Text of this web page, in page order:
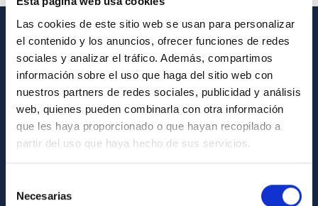
Las cookies de este sitio web se usan para personalizar
el contenido y los anuncios, ofrecer funciones de redes
sociales y analizar el tráfico. Además, compartimos
información sobre el uso que haga del sitio web con
nuestros partners de redes sociales, publicidad y análisis
web, quienes pueden combinarla con otra información
que les haya proporcionado o que hayan recopilado a
partir del uso que haya hecho de sus servicios.
Necesarias
INFORMACIÓN GENERAL
Contacto
Cómo llegar al IAC
Directorio de personal
Biblioteca